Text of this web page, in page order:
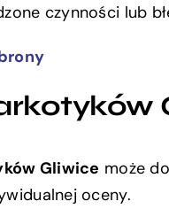
czynności lub
Gliwice może
oceny.